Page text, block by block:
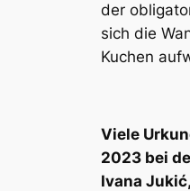
der
sich die
Kuchen
Viele
2023 bei
Ivana